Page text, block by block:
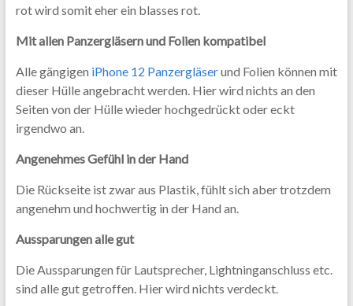
rot wird somit eher ein blasses rot.
Mit allen Panzergläsern und Folien kompatibel
Alle gängigen iPhone 12 Panzergläserund Folien können mit
dieser Hülle angebracht werden. Hier wird nichts an den
Seiten von der Hülle wieder hochgedrückt oder eckt
irgendwo an.
Angenehmes Gefühl in der Hand
Die Rückseite ist zwar aus Plastik, fühlt sich aber trotzdem
angenehm und hochwertig in der Hand an.
Aussparungen alle gut
Die Aussparungen für Lautsprecher, Lightninganschluss etc.
sind alle gut getroffen. Hier wird nichts verdeckt.